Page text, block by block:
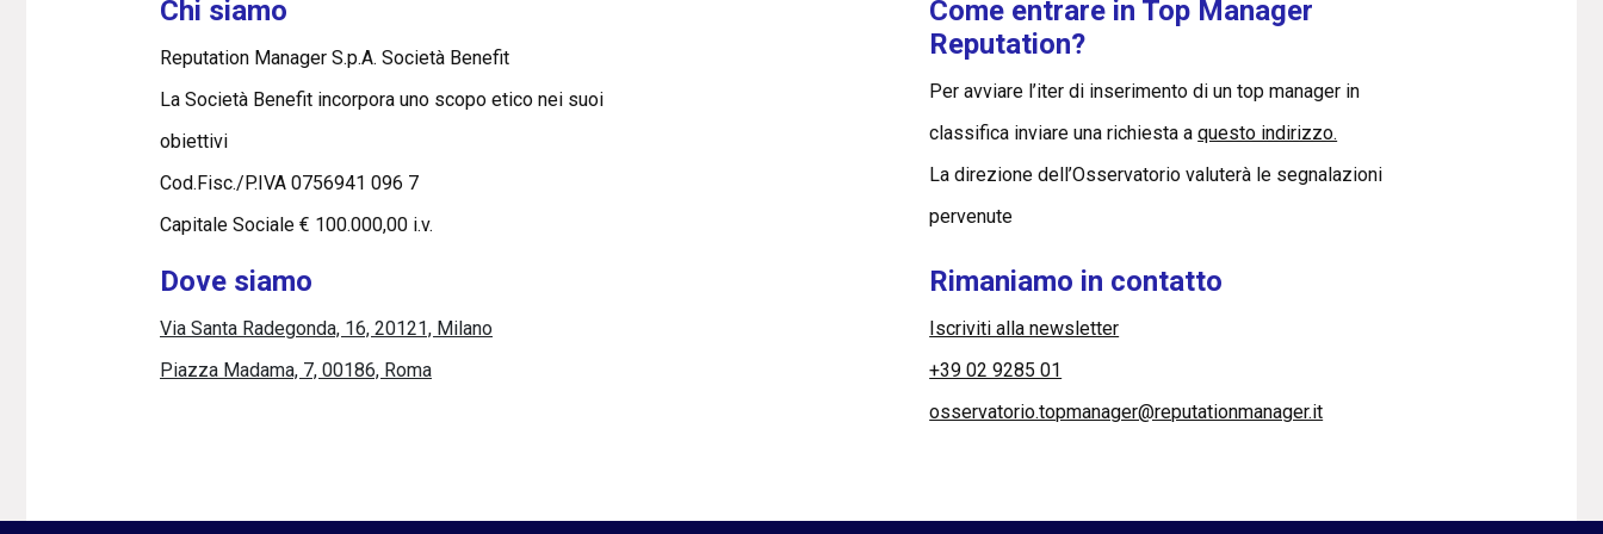
Chi siamo
Reputation Manager S.p.A. Società Benefit
La Società Benefit incorpora uno scopo etico nei suoi
obiettivi
Cod.Fisc./P.IVA 0756941 096 7
Capitale Sociale € 100.000,00 i.v.
Come entrare in Top Manager
Reputation?
Per avviare l’iter di inserimento di un top manager in
classifica inviare una richiesta aquesto indirizzo.
La direzione dell’Osservatorio valuterà le segnalazioni
pervenute
Dove siamo
Via Santa Radegonda, 16, 20121, Milano
Piazza Madama, 7, 00186, Roma
Rimaniamo in contatto
Iscriviti alla newsletter
+39 02 9285 01
osservatorio.topmanager@reputationmanager.it